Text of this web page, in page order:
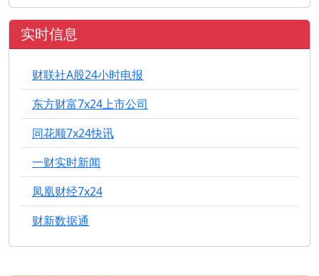
实时信息
财联社A股24小时电报
东方财富7x24上市公司
同花顺7x24快讯
一财实时新闻
凤凰财经7x24
财新数据通